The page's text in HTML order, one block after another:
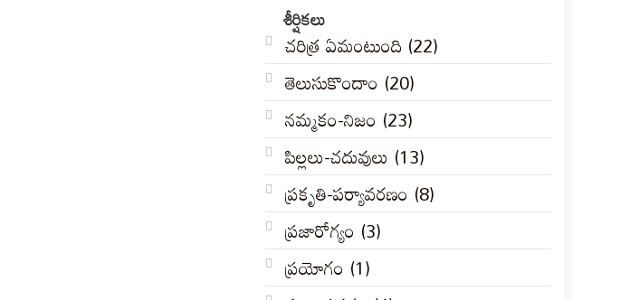
శీర్షికలు
చరిత్ర ఏమంటుంది (22)
తెలుసుకొందాం (20)
నమ్మకం-నిజం (23)
పిల్లలు-చదువులు (13)
ప్రకృతి-పర్యావరణం (8)
ప్రజారోగ్యం (3)
ప్రయోగం (1)